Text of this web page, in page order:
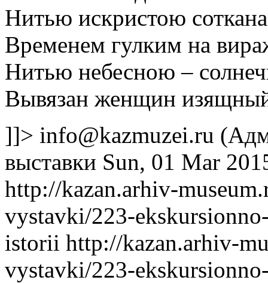
Нитью искристою
Временем гулким на
Нитью небесною –
Вывязан женщин
]]> info@kazmuzei.ru
выставки Sun, 01 Mar
http://kazan.arhiv-
vystavki/223-
istorii http://kazan.arhiv-
vystavki/223-